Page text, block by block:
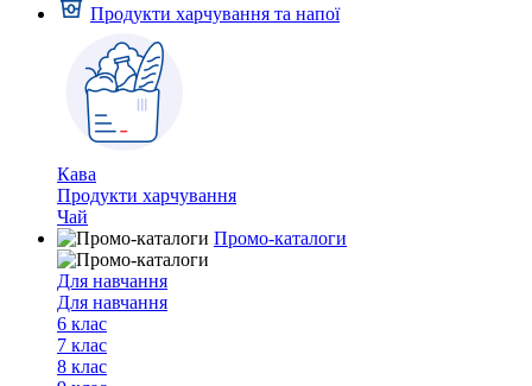
Продукти харчування та напої
Кава
Продукти харчування
Чай
Промо-каталоги
Для навчання
Для навчання
6 клас
7 клас
8 клас